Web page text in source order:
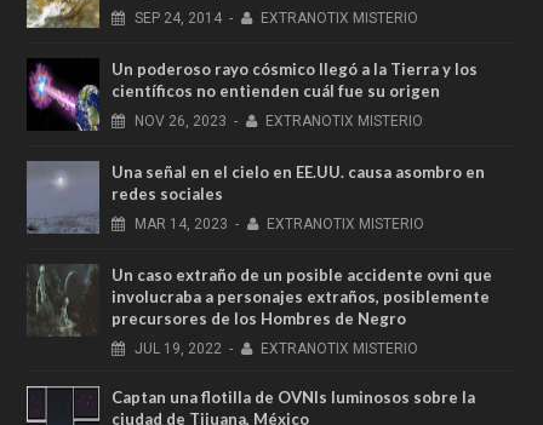
SEP 24, 2014 - EXTRANOTIX MISTERIO
Un poderoso rayo cósmico llegó a la Tierra y los
científicos no entienden cuál fue su origen
NOV 26, 2023 - EXTRANOTIX MISTERIO
Una señal en el cielo en EE.UU. causa asombro en
redes sociales
MAR 14, 2023 - EXTRANOTIX MISTERIO
Un caso extraño de un posible accidente ovni que
involucraba a personajes extraños, posiblemente
precursores de los Hombres de Negro
JUL 19, 2022 - EXTRANOTIX MISTERIO
Captan una flotilla de OVNIs luminosos sobre la
ciudad de Tijuana, México